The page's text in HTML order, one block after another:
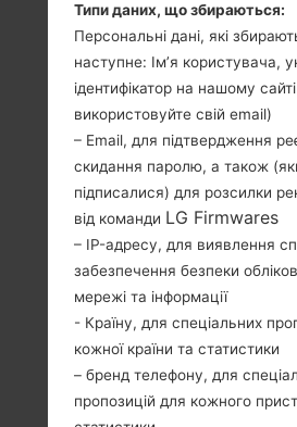
120 грам (4.23
унції)
Android 5.1.x
Lollipop Mirror
Release
Типи даних, що збираються:
Персональні дані, які
наступне: Ім’я користувача,
ідентифікатор на нашому
використовуйте свій email)
– Email, для підтвердження
скидання паролю, а також
підписалися) для розсилки
від команди LG Firmwares
– IP-адресу, для виявлення
забезпечення безпеки
мережі та інформації
- Країну, для спеціальних
кожної країни та статистики
– бренд телефону, для
пропозицій для кожного